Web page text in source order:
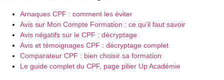
Arnaques CPF : comment les éviter
Avis sur Mon Compte Formation : ce qu’il faut savoir
Avis négatifs sur le CPF : décryptage
Avis et témoignages CPF : décryptage complet
Comparateur CPF : bien choisir sa formation
Le guide complet du CPF, page pilier Up Académie